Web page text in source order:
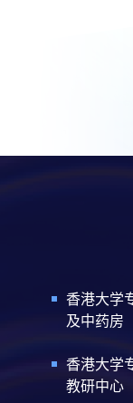
香港大学
及中药房
香港大学
教研中心